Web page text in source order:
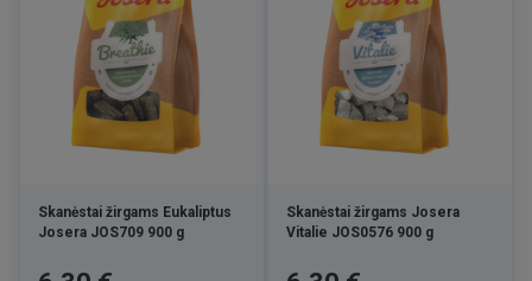
Skanėstai žirgams Eukaliptus
Josera JOS709 900 g
Kaina
Skanėstai žirgams Josera
Vitalie JOS0576 900 g
Kaina